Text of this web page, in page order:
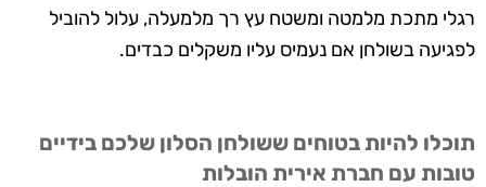
רגלי מתכת מלמטה ומשטח עץ רך מלמעלה, עלול להוביל
לפגיעה בשולחן אם נעמיס עליו משקלים כבדים.
תוכלו להיות בטוחים ששולחן הסלון שלכם בידיים
טובות עם חברת אירית הובלות